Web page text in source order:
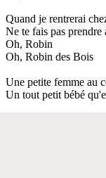
Quand je rentrerai
Ne te fais pas prendre
Oh, Robin
Oh, Robin des Bois
Une petite femme au
Un tout petit bébé